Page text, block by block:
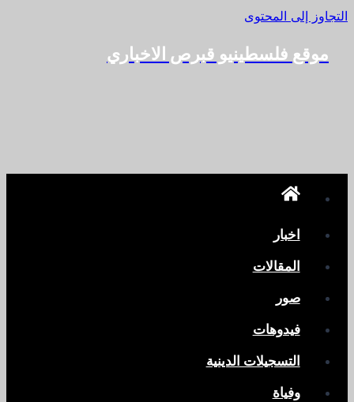
التجاوز إلى المحتوى
موقع فلسطينيو قبرص الاخباري
اخبار
المقالات
صور
فيدوهات
التسجيلات الدينية
وفياة